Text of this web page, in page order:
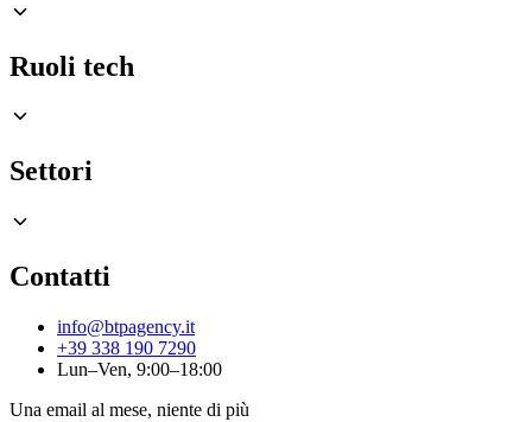
Ruoli tech
Settori
Contatti
info@btpagency.it
+39 338 190 7290
Lun–Ven, 9:00–18:00
Una email al mese, niente di più